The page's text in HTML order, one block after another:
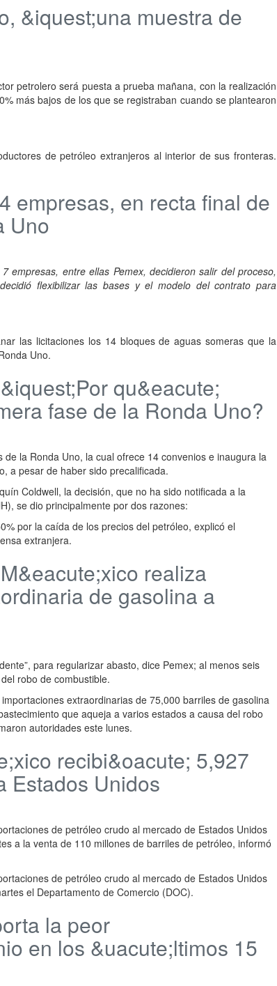
&iquest;una muestra de
petrolero será puesta a prueba mañana, con la realización
más bajos de los que se registraban cuando se plantearon
de petróleo extranjeros al interior de sus fronteras.
empresas, en recta final de
Uno
entre ellas Pemex, decidieron salir del proceso,
flexibilizar las bases y el modelo del contrato para
las licitaciones los 14 bloques de aguas someras que la
Uno.
qu&eacute;
fase de la Ronda Uno?
la Ronda Uno, la cual ofrece 14 convenios e inaugura la
a pesar de haber sido precalificada.
Coldwell, la decisión, que no ha sido notificada a la
se dio principalmente por dos razones:
por la caída de los precios del petróleo, explicó el
extranjera.
realiza
de gasolina a
para regularizar abasto, dice Pemex; al menos seis
robo de combustible.
extraordinarias de 75,000 barriles de gasolina
que aqueja a varios estados a causa del robo
autoridades este lunes.
recibi&oacute; 5,927
Estados Unidos
de petróleo crudo al mercado de Estados Unidos
a la venta de 110 millones de barriles de petróleo, informó
de petróleo crudo al mercado de Estados Unidos
el Departamento de Comercio (DOC).
la peor
en los &uacute;ltimos 15